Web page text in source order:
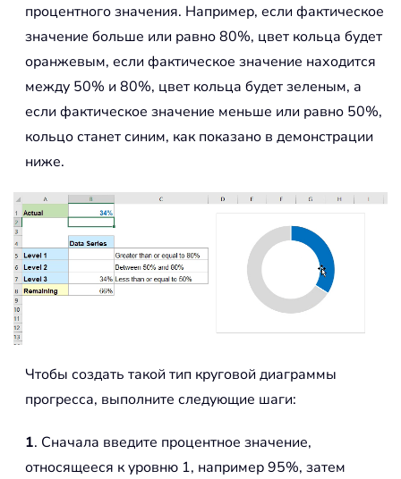
процентного значения. Например, если фактическое
значение больше или равно 80%, цвет кольца будет
оранжевым, если фактическое значение находится
между 50% и 80%, цвет кольца будет зеленым, а
если фактическое значение меньше или равно 50%,
кольцо станет синим, как показано в демонстрации
ниже.
Чтобы создать такой тип круговой диаграммы
прогресса, выполните следующие шаги:
1. Сначала введите процентное значение,
относящееся к уровню 1, например 95%, затем